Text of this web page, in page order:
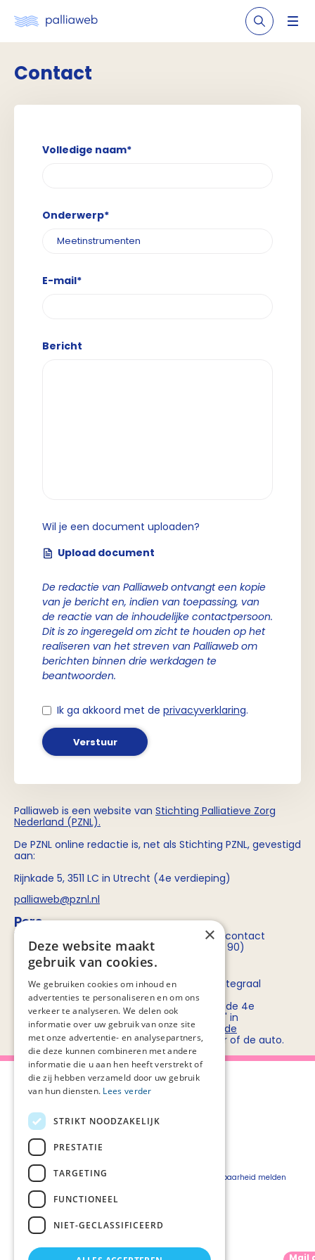
Contact
Volledige naam*
Onderwerp*
E-mail*
Bericht
Wil je een document uploaden?
Upload document
De redactie van Palliaweb ontvangt een kopie
van je bericht en, indien van toepassing, van
de reactie van de inhoudelijke contactpersoon.
Dit is zo ingeregeld om zicht te houden op het
realiseren van het streven van Palliaweb om
berichten binnen drie werkdagen te
beantwoorden.
Ik ga akkoord met de privacyverklaring.
Verstuur
Palliaweb is een website van Stichting Palliatieve Zorg
Nederland (PZNL).
De PZNL online redactie is, net als Stichting PZNL, gevestigd
aan:
Rijnkade 5, 3511 LC in Utrecht (4e verdieping)
palliaweb@pznl.nl
Pers
Voor persvragen over Stichting PZNL kun je contact
opnemen metRob Bruntink(06 - 55 52 72 90)
Routebeschrijving
Stichting PZNL deelt het kantoor met het Integraal
Kankercentrum Nederland (IKNL). Ons
kantoor/vergadercentrum bevindt zich op de 4e
verdieping van kantoorgebouw 'De Utrecht' in
winkelcentrum Hoog Catharijne. Bekijk
hier de
routebeschrijvingenvoor openbaar vervoer of de auto.
Over Palliaweb
Over PZNL
Pers
Vacatures
Webshop
Privacyverklaring
Beveiligingskwetsbaarheid melden
Mail
×
Deze website maakt
gebruik van cookies.
We gebruiken cookies om inhoud en
advertenties te personaliseren en om ons
verkeer te analyseren. We delen ook
informatie over uw gebruik van onze site
met onze advertentie- en analysepartners,
die deze kunnen combineren met andere
informatie die u aan hen heeft verstrekt of
die zij hebben verzameld door uw gebruik
van hun diensten. Lees verder
STRIKT NOODZAKELIJK
PRESTATIE
TARGETING
FUNCTIONEEL
NIET-GECLASSIFICEERD